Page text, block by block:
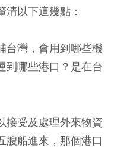
以下這幾點：
台灣，會用到哪些機
到哪些港口？是在台
接受及處理外來物資
艘船進來，那個港口